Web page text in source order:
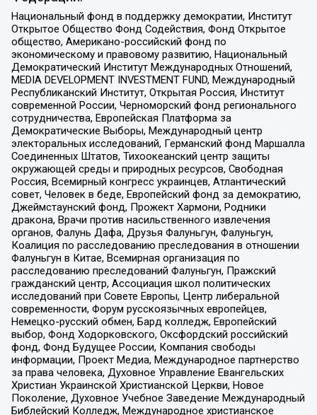
Национальный фонд в поддержку демократии, Институт
Открытое Общество Фонд Содействия, Фонд Открытое
общество, Американо-российский фонд по
экономическому и правовому развитию, Национальный
Демократический Институт Международных Отношений,
MEDIA DEVELOPMENT INVESTMENT FUND, Международный
Республиканский Институт, Открытая Россия, Институт
современной России, Черноморский фонд регионального
сотрудничества, Европейская Платформа за
Демократические Выборы, Международный центр
электоральных исследований, Германский фонд Маршалла
Соединенных Штатов, Тихоокеанский центр защиты
окружающей среды и природных ресурсов, Свободная
Россия, Всемирный конгресс украинцев, Атлантический
совет, Человек в беде, Европейский фонд за демократию,
Джеймстаунский фонд, Прожект Хармони, Родники
дракона, Врачи против насильственного извлечения
органов, Фалунь Дафа, Друзья Фалуньгун, Фалуньгун,
Коалиция по расследованию преследования в отношении
Фалуньгун в Китае, Всемирная организация по
расследованию преследований Фалуньгун, Пражский
гражданский центр, Ассоциация школ политических
исследований при Совете Европы, Центр либеральной
современности, Форум русскоязычных европейцев,
Немецко-русский обмен, Бард колледж, Европейский
выбор, Фонд Ходорковского, Оксфордский российский
фонд, Фонд Будущее России, Компания свободы
информации, Проект Медиа, Международное партнерство
за права человека, Духовное Управление Евангельских
Христиан Украинской Христианской Церкви, Новое
Поколение, Духовное Учебное Заведение Международный
Библейский Колледж, Международное христианское